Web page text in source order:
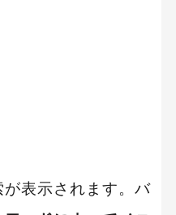
が表示されます。バ